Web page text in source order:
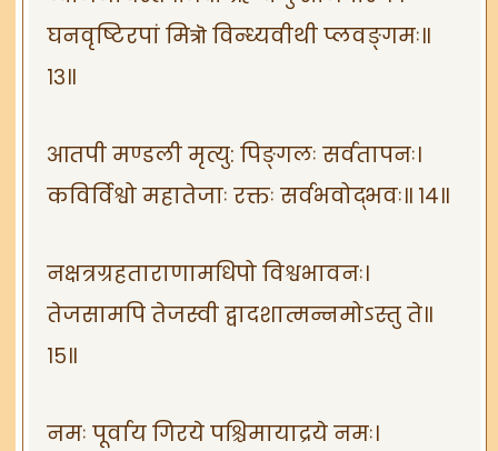
घनवृष्टिरपां मित्रॊ विन्ध्यवीथी प्लवङ्गमः॥
१३॥
आतपी मण्डली मृत्यु: पिङ्गलः सर्वतापनः।
कविर्विश्वो महातेजाः रक्तः सर्वभवोद्भवः॥ १४॥
नक्षत्रग्रहताराणामधिपो विश्वभावनः।
तेजसामपि तेजस्वी द्वादशात्मन्नमोऽस्तु ते॥
१५॥
नमः पूर्वाय गिरये पश्चिमायाद्रये नमः।